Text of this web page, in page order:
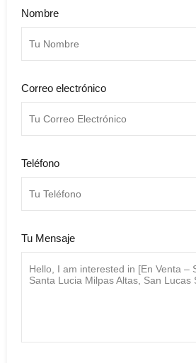
Nombre
Correo electrónico
Teléfono
Tu Mensaje